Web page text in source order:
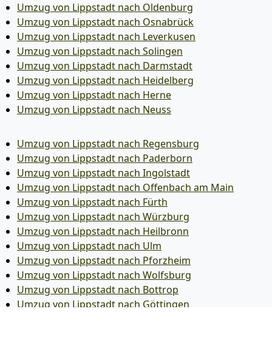
Umzug von Lippstadt nach Oldenburg
Umzug von Lippstadt nach Osnabrück
Umzug von Lippstadt nach Leverkusen
Umzug von Lippstadt nach Solingen
Umzug von Lippstadt nach Darmstadt
Umzug von Lippstadt nach Heidelberg
Umzug von Lippstadt nach Herne
Umzug von Lippstadt nach Neuss
Umzug von Lippstadt nach Regensburg
Umzug von Lippstadt nach Paderborn
Umzug von Lippstadt nach Ingolstadt
Umzug von Lippstadt nach Offenbach am Main
Umzug von Lippstadt nach Fürth
Umzug von Lippstadt nach Würzburg
Umzug von Lippstadt nach Heilbronn
Umzug von Lippstadt nach Ulm
Umzug von Lippstadt nach Pforzheim
Umzug von Lippstadt nach Wolfsburg
Umzug von Lippstadt nach Bottrop
Umzug von Lippstadt nach Göttingen